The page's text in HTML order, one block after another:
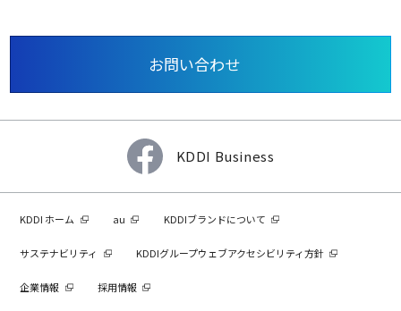
お問い合わせ
KDDI Business
KDDI ホーム au KDDIブランドについて
サステナビリティ KDDIグループウェブアクセシビリティ方針
企業情報 採用情報